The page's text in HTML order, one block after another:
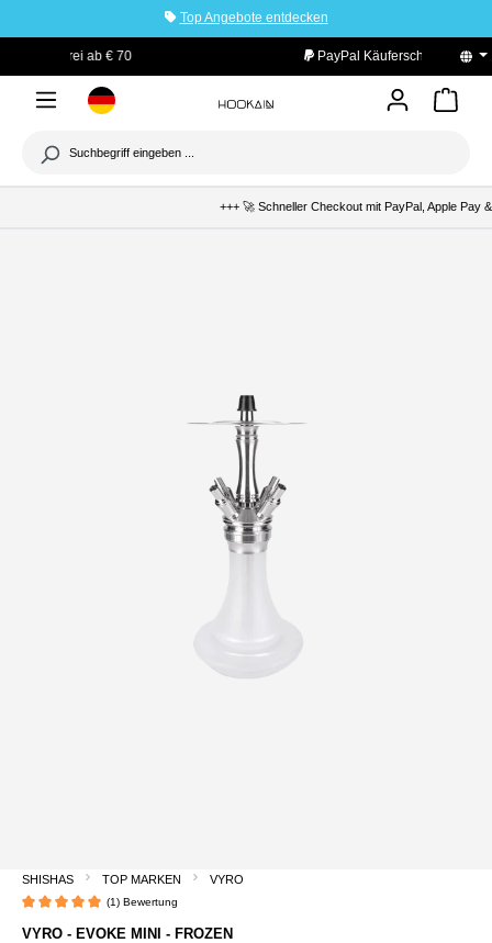
Top Angebote entdecken
PayPal Käuferschutz
+++ 🚀 Schneller Checkout mit PayPal, Apple Pay
SHISHAS TOP MARKEN VYRO
(1) Bewertung
VYRO - EVOKE MINI - FROZEN